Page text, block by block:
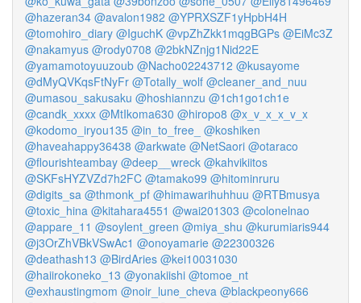
@hazeran34 @avalon1982 @YPRXSZF1yHpbH4H
@tomohiro_diary @IguchK @vpZhZkk1mqgBGPs @EiMc3Z
@nakamyus @rody0708 @2bkNZnjg1Nid22E
@yamamotoyuuzoub @Nacho02243712 @kusayome
@dMyQVKqsFtNyFr @Totally_wolf @cleaner_and_nuu
@umasou_sakusaku @hoshiannzu @1ch1go1ch1e
@candk_xxxx @MtIkoma630 @hiropo8 @x_v_x_x_v_x
@kodomo_iryou135 @in_to_free_ @koshiken
@haveahappy36438 @arkwate @NetSaori @otaraco
@flourishteambay @deep__wreck @kahvikiitos
@SKFsHYZVZd7h2FC @tamako99 @hitominruru
@digits_sa @thmonk_pf @himawarihuhhuu @RTBmusya
@toxic_hina @kitahara4551 @wai201303 @colonelnao
@appare_11 @soylent_green @miya_shu @kurumiaris944
@j3OrZhVBkVSwAc1 @onoyamarie @22300326
@deathash13 @BirdAries @kei10031030
@haiirokoneko_13 @yonakiishi @tomoe_nt
@exhaustingmom @noir_lune_cheva @blackpeony666